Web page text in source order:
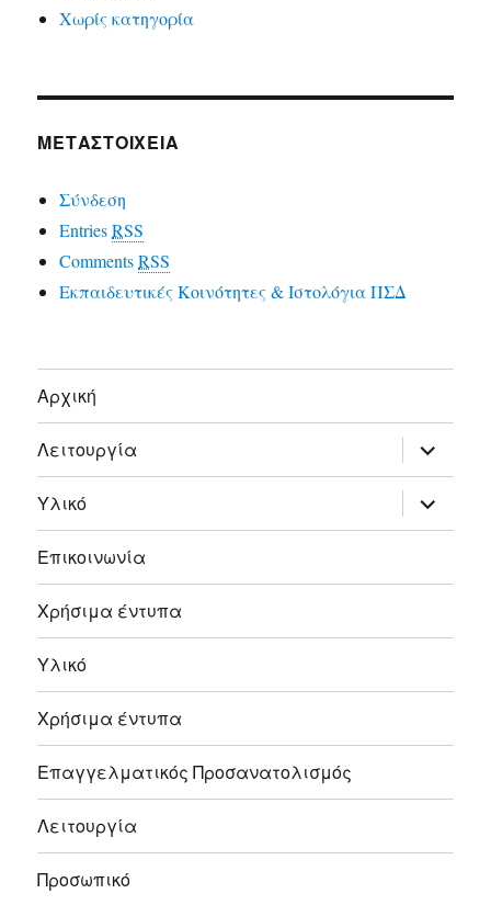
Χωρίς κατηγορία
ΜΕΤΑΣΤΟΙΧΕΊΑ
Σύνδεση
EntriesRSS
CommentsRSS
Εκπαιδευτικές Κοινότητες & Ιστολόγια ΠΣΔ
Αρχική
Λειτουργία του
μενού
Υλικό του
μενού
Επικοινωνία
Χρήσιμα έντυπα
Υλικό
Χρήσιμα έντυπα
Επαγγελματικός Προσανατολισμός
Λειτουργία
Προσωπικό